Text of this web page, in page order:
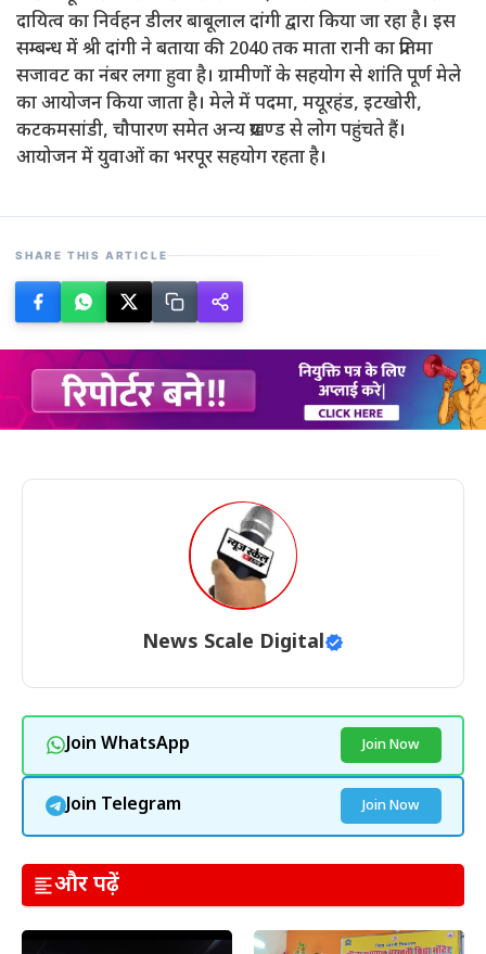
दायित्व का निर्वहन डीलर बाबूलाल दांगी द्वारा किया जा रहा है। इस
सम्बन्ध में श्री दांगी ने बताया की 2040 तक माता रानी का प्रतिमा
सजावट का नंबर लगा हुवा है। ग्रामीणों के सहयोग से शांति पूर्ण मेले
का आयोजन किया जाता है। मेले में पदमा, मयूरहंड, इटखोरी,
कटकमसांडी, चौपारण समेत अन्य प्रखण्ड से लोग पहुंचते हैं।
आयोजन में युवाओं का भरपूर सहयोग रहता है।
SHARE THIS ARTICLE
News Scale Digital
Join WhatsApp Join Now
Join Telegram Join Now
और पढ़ें